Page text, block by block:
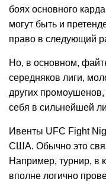
боях основного
могут быть и
право в следующий
Но, в основном,
середняков лиги,
других
себя в сильнейшей
Ивенты UFC Fight
США. Обычно это
Например, турнир, в
вполне логично